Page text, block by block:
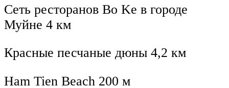
Сеть ресторанов Bo Ke в городе
Муйне 4 км
Красные песчаные дюны 4,2 км
Ham Tien Beach 200 м